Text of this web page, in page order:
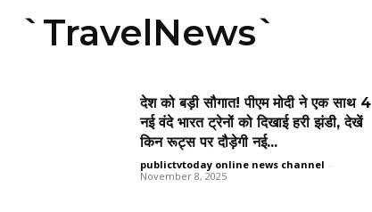
`TravelNews`
देश को बड़ी सौगात! पीएम मोदी ने एक साथ 4
नई वंदे भारत ट्रेनों को दिखाई हरी झंडी, देखें
किन रूट्स पर दौड़ेगी नई...
publictvtoday online news channel -
November 8, 2025